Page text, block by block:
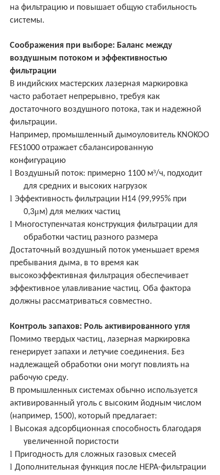
на фильтрацию и повышает общую стабильность
системы.
Соображения при выборе: Баланс между
воздушным потоком и эффективностью
фильтрации
В индийских мастерских лазерная маркировка
часто работает непрерывно, требуя как
достаточного воздушного потока, так и надежной
фильтрации.
Например, промышленный дымоуловитель KNOKOO
FES1000 отражает сбалансированную
конфигурацию
l Воздушный поток: примерно 1100 м³/ч, подходит
для средних и высоких нагрузок
l Эффективность фильтрации H14 (99,995% при
0,3μм) для мелких частиц
l Многоступенчатая конструкция фильтрации для
обработки частиц разного размера
Достаточный воздушный поток уменьшает время
пребывания дыма, в то время как
высокоэффективная фильтрация обеспечивает
эффективное улавливание частиц. Оба фактора
должны рассматриваться совместно.
Контроль запахов: Роль активированного угля
Помимо твердых частиц, лазерная маркировка
генерирует запахи и летучие соединения. Без
надлежащей обработки они могут повлиять на
рабочую среду.
В промышленных системах обычно используется
активированный уголь с высоким йодным числом
(например, 1500), который предлагает:
l Высокая адсорбционная способность благодаря
увеличенной пористости
l Пригодность для сложных газовых смесей
l Дополнительная функция после HEPA-фильтрации